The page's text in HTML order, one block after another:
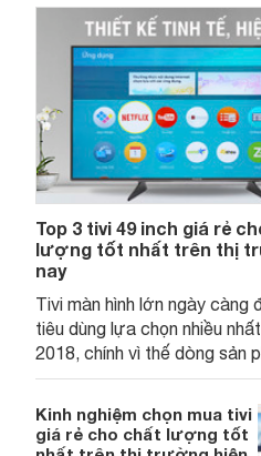
Top 3 tivi 49 inch giá rẻ
lượng tốt nhất trên thị
nay
Tivi màn hình lớn ngày
tiêu dùng lựa chọn nhiều
2018, chính vì thế dòng sản
cũng có xu hướng tăng lên
nhưng trong số đó có lẽ
chọn ra cho mình một chiếc
rẻ cho chất lượng tốt nhất.
Kinh nghiệm chọn mua tivi
giá rẻ cho chất lượng tốt